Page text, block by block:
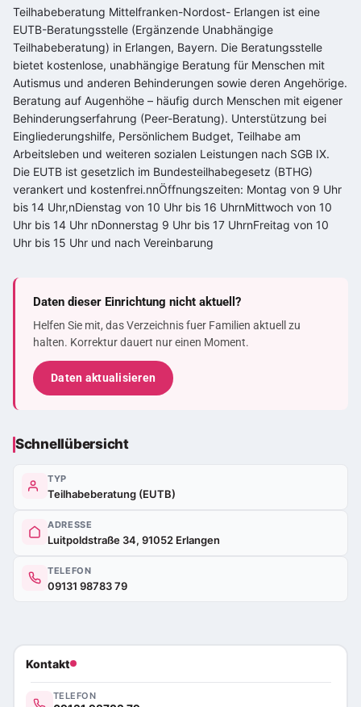
Teilhabeberatung Mittelfranken-Nordost- Erlangen ist eine
EUTB-Beratungsstelle (Ergänzende Unabhängige
Teilhabeberatung) in Erlangen, Bayern. Die Beratungsstelle
bietet kostenlose, unabhängige Beratung für Menschen mit
Autismus und anderen Behinderungen sowie deren Angehörige.
Beratung auf Augenhöhe – häufig durch Menschen mit eigener
Behinderungserfahrung (Peer-Beratung). Unterstützung bei
Eingliederungshilfe, Persönlichem Budget, Teilhabe am
Arbeitsleben und weiteren sozialen Leistungen nach SGB IX.
Die EUTB ist gesetzlich im Bundesteilhabegesetz (BTHG)
verankert und kostenfrei.nnÖffnungszeiten: Montag von 9 Uhr
bis 14 Uhr,nDienstag von 10 Uhr bis 16 UhrnMittwoch von 10
Uhr bis 14 Uhr nDonnerstag 9 Uhr bis 17 UhrnFreitag von 10
Uhr bis 15 Uhr und nach Vereinbarung
Daten dieser Einrichtung nicht aktuell?
Helfen Sie mit, das Verzeichnis fuer Familien aktuell zu
halten. Korrektur dauert nur einen Moment.
Daten aktualisieren
Schnellübersicht
TYP
Teilhabeberatung (EUTB)
ADRESSE
Luitpoldstraße 34, 91052 Erlangen
TELEFON
09131 98783 79
Kontakt
TELEFON